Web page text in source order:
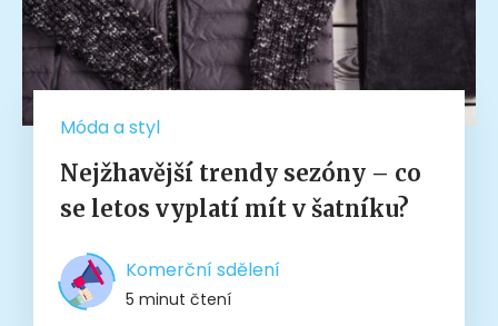
Móda a styl
Nejžhavější trendy sezóny – co
se letos vyplatí mít v šatníku?
Komerční sdělení
5 minut čtení